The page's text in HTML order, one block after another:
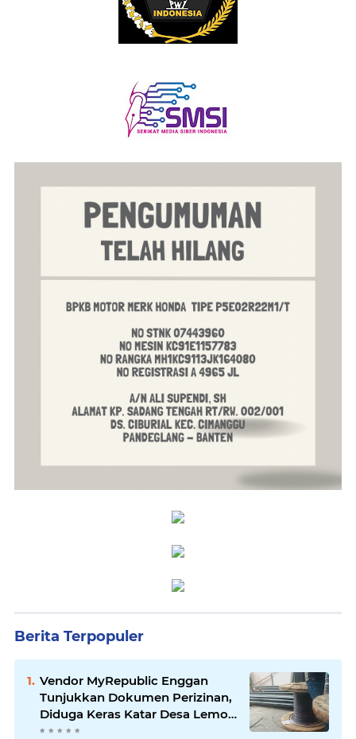
Berita Terpopuler
Vendor MyRepublic Enggan
Tunjukkan Dokumen Perizinan,
Diduga Keras Katar Desa Lemo
Disebut Handle Kordinasi